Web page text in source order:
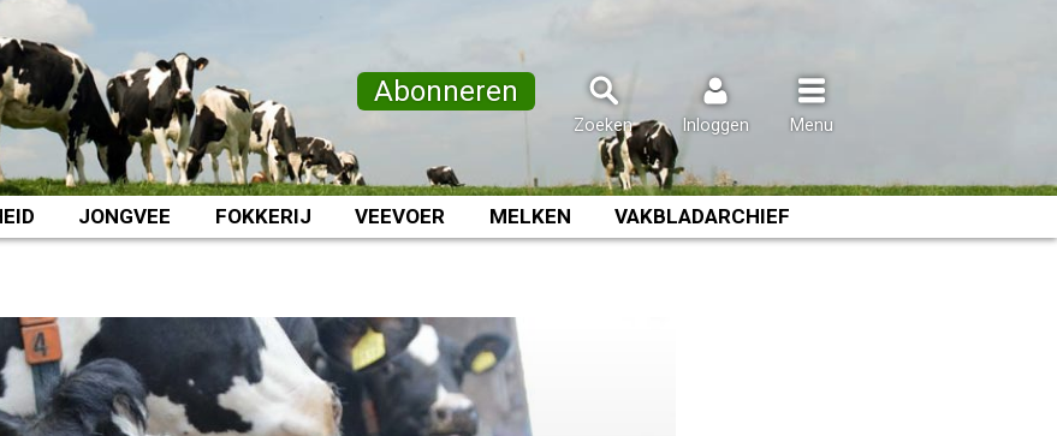
Abonneren
Zoeken Inloggen Menu
JONGVEE FOKKERIJ VEEVOER MELKEN VAKBLADARCHIEF